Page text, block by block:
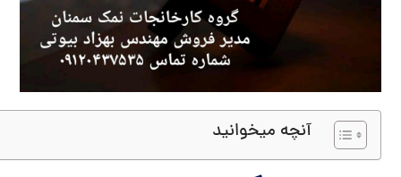
آنچه میخوانید